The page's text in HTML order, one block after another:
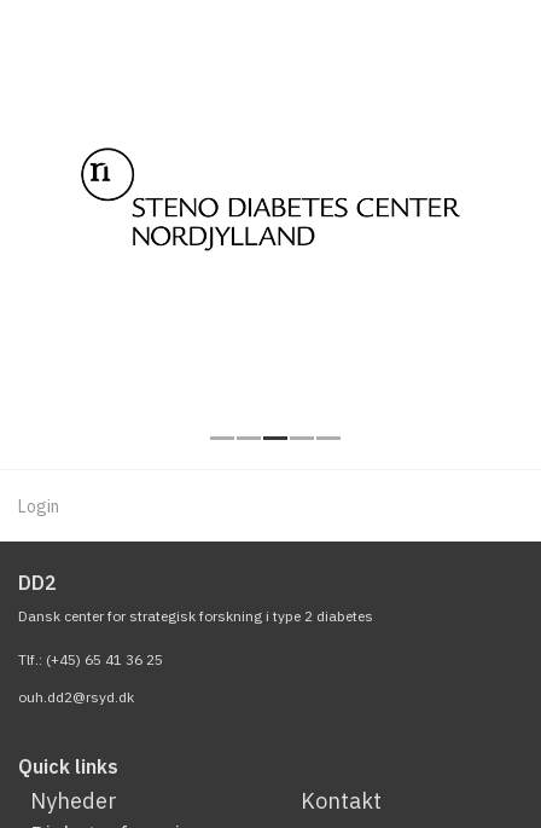
Login
DD2
Dansk center for strategisk forskning i type 2 diabetes
Tlf.: (+45) 65 41 36 25
ouh.dd2@rsyd.dk
Quick links
Nyheder
Kontakt